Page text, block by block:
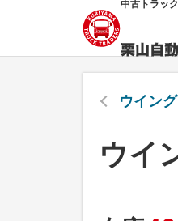
中古トラッ
ウイング
ウイ